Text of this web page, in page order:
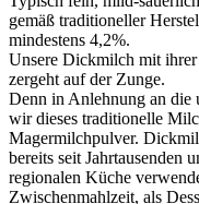
gemäß traditioneller
mindestens 4,2%.
Unsere Dickmilch mit
zergeht auf der Zunge.
Denn in Anlehnung an die
wir dieses traditionelle
Magermilchpulver.
bereits seit Jahrtausenden
regionalen Küche
Zwischenmahlzeit, als